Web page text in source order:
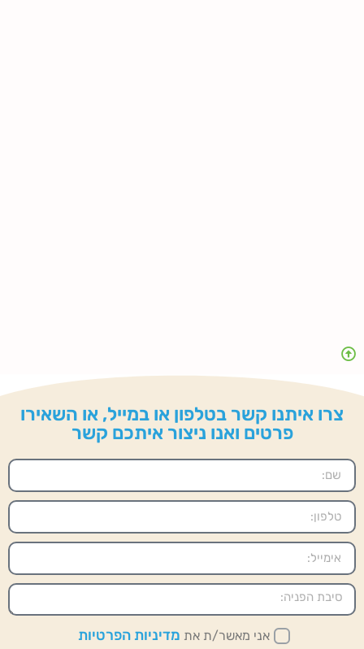
צרו איתנו קשר בטלפון או במייל, או השאירו
פרטים ואנו ניצור איתכם קשר
אני מאשר/ת את מדיניות הפרטיות